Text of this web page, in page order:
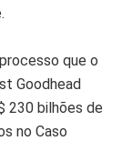
que o
Goodhead
230 bilhões de
no Caso